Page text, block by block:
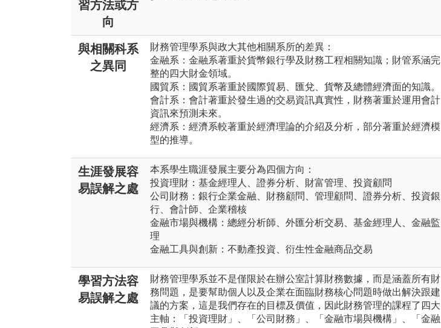
習方法或方
向
與相關科系
之異同
財務管理學系與政大其他相關系所的差異：
金融系：金融系著重於貨幣銀行學及財務工程相關知識；財管系涵完
整的四大財金領域。
國貿系：國貿系著重於國際貿易、匯兌、貨幣及總體經濟面的知識。
會計系：會計著重於發生過的交易資訊真實性，財務著重於運用會計
資訊來預測未來。
經濟系：經濟系較著重於經濟理論的介紹及分析，部分著重於經濟模
型的推導。
生涯發展容
易誤解之處
本系學生職涯發展主要分為四個方向：
投資理財：基金經理人、證券分析、財富管理、投資顧問
公司財務：銀行企業金融、財務顧問、管理顧問、證券分析、投資銀
行、會計師、企業稽核
金融市場與機構：總經分析師、外匯分析交易、基金經理人、金融監
理
金融工具與創新：不動產投資、衍生性金融商品交易
學習方法容
易誤解之處
財務管理學系並不是僅限於在辦公室計算財務數據，而是涵蓋所有財
務問題，是要幫助個人以及企業在面臨財務核心問題時做出解決跟建
議的方案，這是我們存在的目標及價值，因此財務管理的課程了四大
主軸：「投資理財」、「公司財務」、「金融市場與機構」、「金融